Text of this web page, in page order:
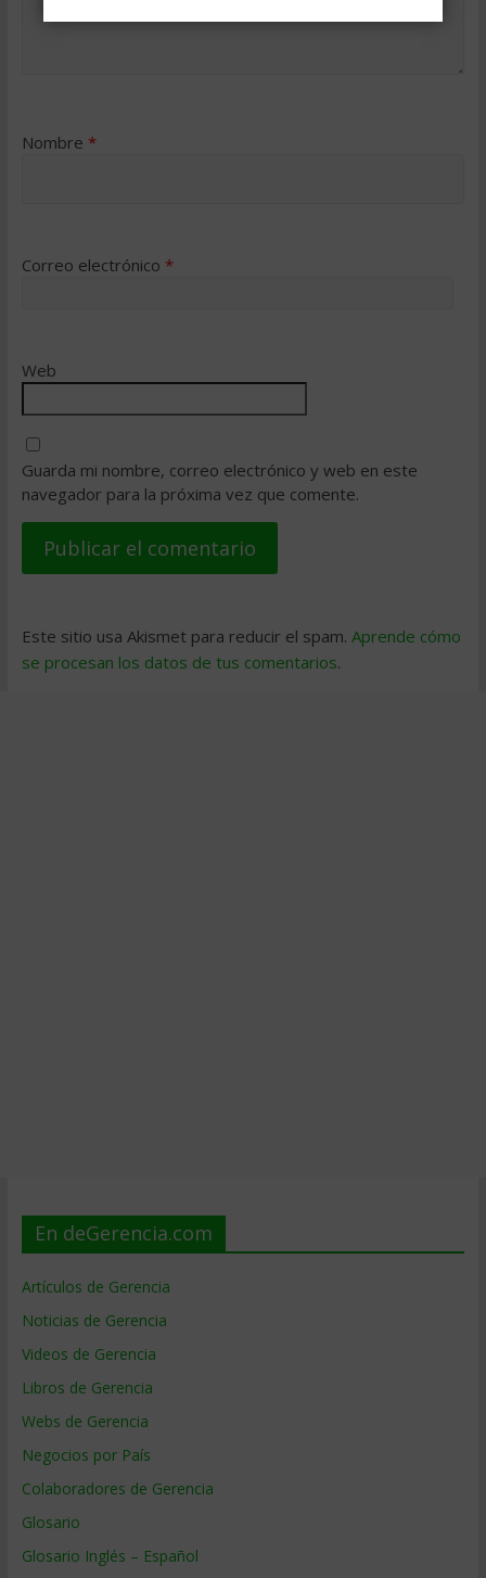
Nombre *
Correo electrónico *
Web
Guarda mi nombre, correo electrónico y web en este
navegador para la próxima vez que comente.
Este sitio usa Akismet para reducir el spam. Aprende cómo
se procesan los datos de tus comentarios.
En deGerencia.com
Artículos de Gerencia
Noticias de Gerencia
Videos de Gerencia
Libros de Gerencia
Webs de Gerencia
Negocios por País
Colaboradores de Gerencia
Glosario
Glosario Inglés – Español